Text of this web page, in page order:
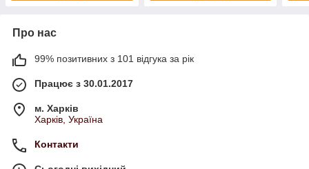
Про нас
99% позитивних з 101 відгука за рік
Працює з 30.01.2017
м. Харків
Харків, Україна
Контакти